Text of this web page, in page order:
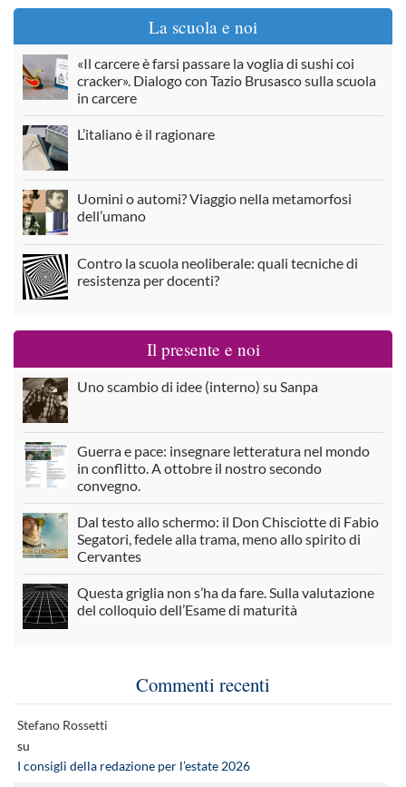
La scuola e noi
«Il carcere è farsi passare la voglia di sushi coi
cracker». Dialogo con Tazio Brusasco sulla scuola
in carcere
L’italiano è il ragionare
Uomini o automi? Viaggio nella metamorfosi
dell’umano
Contro la scuola neoliberale: quali tecniche di
resistenza per docenti?
Il presente e noi
Uno scambio di idee (interno) su Sanpa
Guerra e pace: insegnare letteratura nel mondo
in conflitto. A ottobre il nostro secondo
convegno.
Dal testo allo schermo: il Don Chisciotte di Fabio
Segatori, fedele alla trama, meno allo spirito di
Cervantes
Questa griglia non s’ha da fare. Sulla valutazione
del colloquio dell’Esame di maturità
Commenti recenti
Stefano Rossetti
su
I consigli della redazione per l’estate 2026